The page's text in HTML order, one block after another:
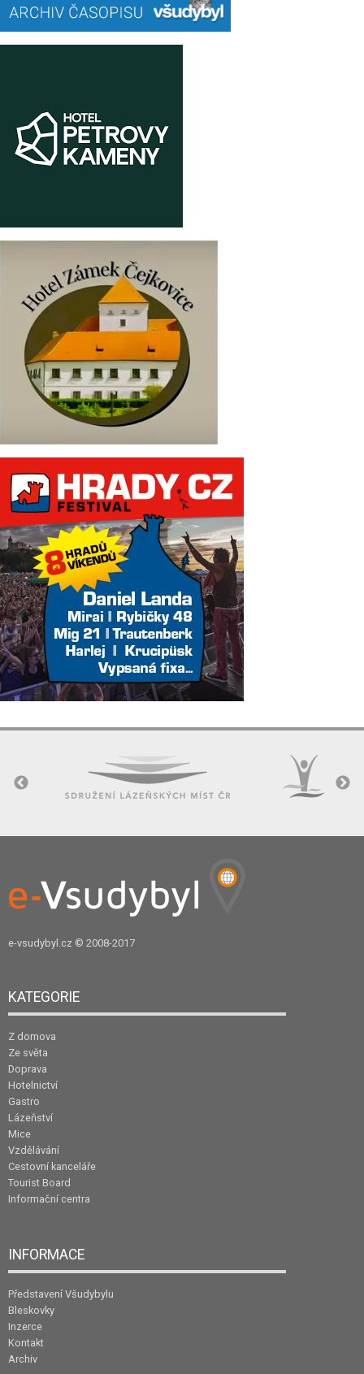
e-vsudybyl.cz © 2008-2017
KATEGORIE
Z domova
Ze světa
Doprava
Hotelnictví
Gastro
Lázeňství
Mice
Vzdělávání
Cestovní kanceláře
Tourist Board
Informační centra
INFORMACE
Představení Všudybylu
Bleskovky
Inzerce
Kontakt
Archiv